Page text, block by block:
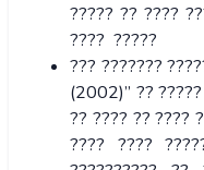
????? ?? ????
???? ?????
??? ???????
(2002)” ?? ?????
?? ???? ?? ????
???? ????